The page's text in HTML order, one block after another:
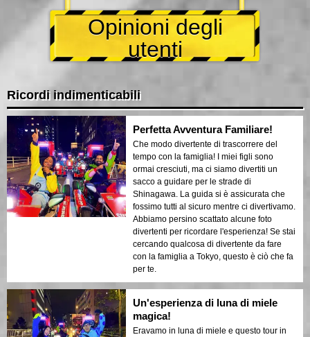
Opinioni degli
utenti
Ricordi indimenticabili
Perfetta Avventura Familiare!
Che modo divertente di trascorrere del
tempo con la famiglia! I miei figli sono
ormai cresciuti, ma ci siamo divertiti un
sacco a guidare per le strade di
Shinagawa. La guida si è assicurata che
fossimo tutti al sicuro mentre ci divertivamo.
Abbiamo persino scattato alcune foto
divertenti per ricordare l'esperienza! Se stai
cercando qualcosa di divertente da fare
con la famiglia a Tokyo, questo è ciò che fa
per te.
Un'esperienza di luna di miele
magica!
Eravamo in luna di miele e questo tour in